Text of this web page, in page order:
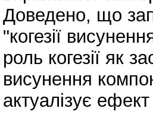
Доведено, що
"когезії
роль когезії як
висунення
актуалізує